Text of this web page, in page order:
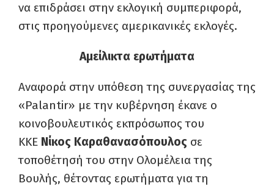
να επιδράσει στην εκλογική συμπεριφορά,
στις προηγούμενες αμερικανικές εκλογές.
Αμείλικτα ερωτήματα
Αναφορά στην υπόθεση της συνεργασίας της
«Palantir» με την κυβέρνηση έκανε ο
κοινοβουλευτικός εκπρόσωπος του
ΚΚΕ Νίκος Καραθανασόπουλος σε
τοποθέτησή του στην Ολομέλεια της
Βουλής, θέτοντας ερωτήματα για τη